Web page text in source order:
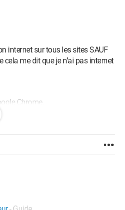
internet sur tous les sites SAUF
cela me dit que je n'ai pas internet
Chrome.